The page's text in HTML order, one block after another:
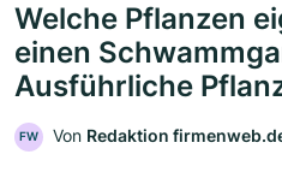
Welche Pflanzen
einen
Ausführliche
FW Von Redaktion